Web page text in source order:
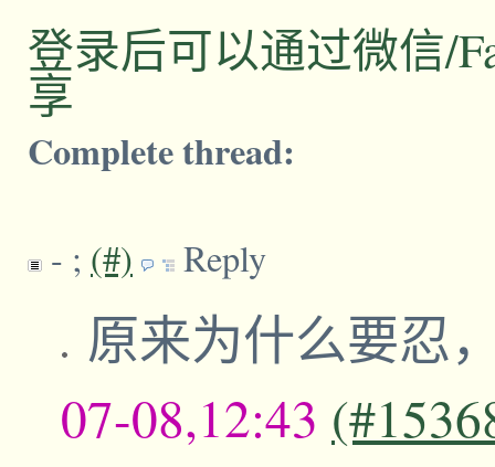
登录后可以通过微信/
享
Complete thread:
- ; (#) Reply
原来为什么要忍
07-08,12:43